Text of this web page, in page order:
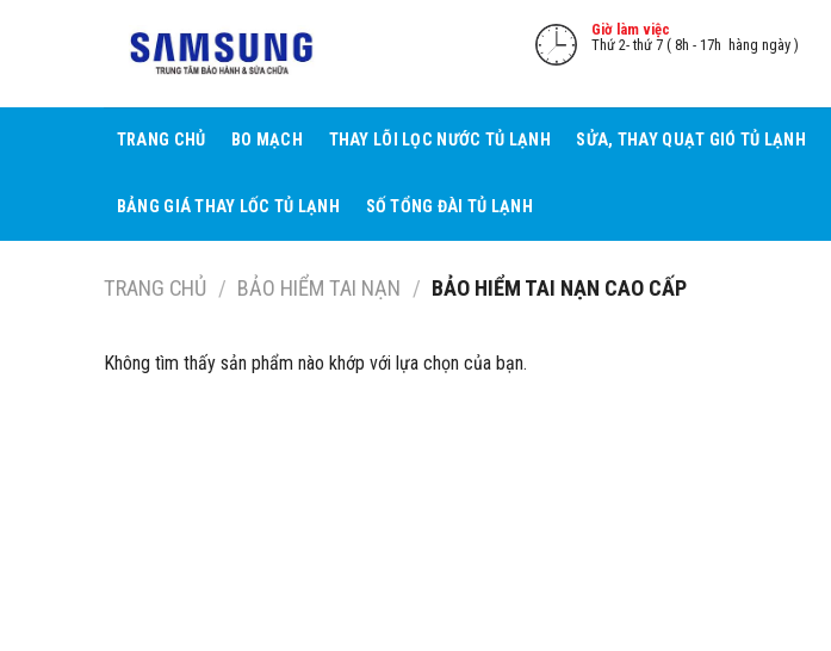
Giờ làm việc
Thứ 2- thứ 7 ( 8h - 17h hàng ngày )
TRANG CHỦ BO MẠCH THAY LÕI LỌC NƯỚC TỦ LẠNH SỬA, THAY QUẠT GIÓ TỦ LẠNH
BẢNG GIÁ THAY LỐC TỦ LẠNH SỐ TỔNG ĐÀI TỦ LẠNH
TRANG CHỦ / BẢO HIỂM TAI NẠN / BẢO HIỂM TAI NẠN CAO CẤP
Không tìm thấy sản phẩm nào khớp với lựa chọn của bạn.